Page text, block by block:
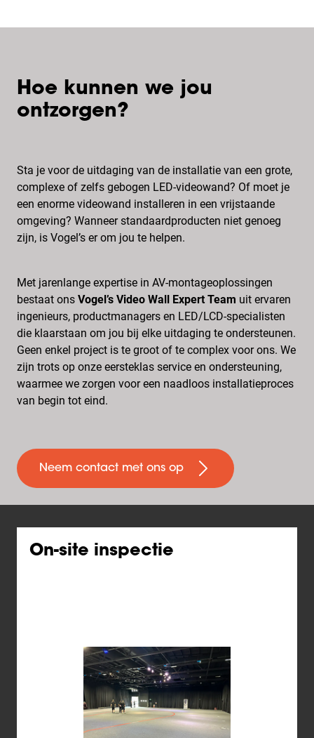
Hoe kunnen we jou
ontzorgen?
Sta je voor de uitdaging van de installatie van een grote,
complexe of zelfs gebogen LED-videowand? Of moet je
een enorme videowand installeren in een vrijstaande
omgeving? Wanneer standaardproducten niet genoeg
zijn, is Vogel’s er om jou te helpen.
Met jarenlange expertise in AV-montageoplossingen
bestaat ons Vogel’s Video Wall Expert Team uit ervaren
ingenieurs, productmanagers en LED/LCD-specialisten
die klaarstaan om jou bij elke uitdaging te ondersteunen.
Geen enkel project is te groot of te complex voor ons. We
zijn trots op onze eersteklas service en ondersteuning,
waarmee we zorgen voor een naadloos installatieproces
van begin tot eind.
Neem contact met ons op
On-site inspectie